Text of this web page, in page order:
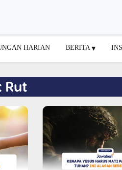
HARIAN BERITA
Rut